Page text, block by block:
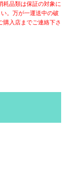
耗品類は保証の対象に
。万が一運送中の破
購入店までご連絡下さ